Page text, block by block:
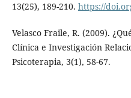
13(25), 189-210. https://
Velasco Fraile, R. (2009).
Clínica e Investigación
Psicoterapia, 3(1), 58-67.